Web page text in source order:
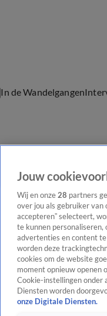
In de Wandelgangen
Jouw
Wij en onze 28 partners
over jou als gebruiker van
accepteren” selecteert,
te kunnen
advertenties en content
worden deze
cookies om de website
moment opnieuw openen
Cookie-instellingen onder
Diensten worden
onze Digitale Diensten.